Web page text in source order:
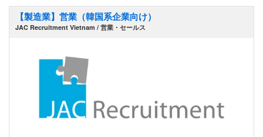
【製造業】営業（韓国系企業向け）
JAC Recruitment Vietnam / 営業・セールス